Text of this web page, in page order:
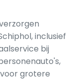
inclusief
bij
grotere